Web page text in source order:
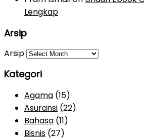
Lengkap
Arsip
Arsip
Kategori
Agama (15)
Asuransi (22)
Bahasa (11)
Bisnis (27)